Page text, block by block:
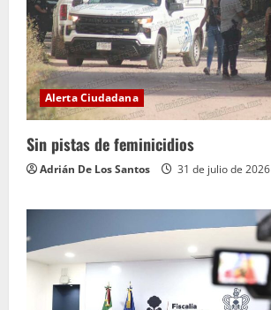
Alerta Ciudadana
Sin pistas de feminicidios
Adrián De Los Santos 31 de julio de 2026